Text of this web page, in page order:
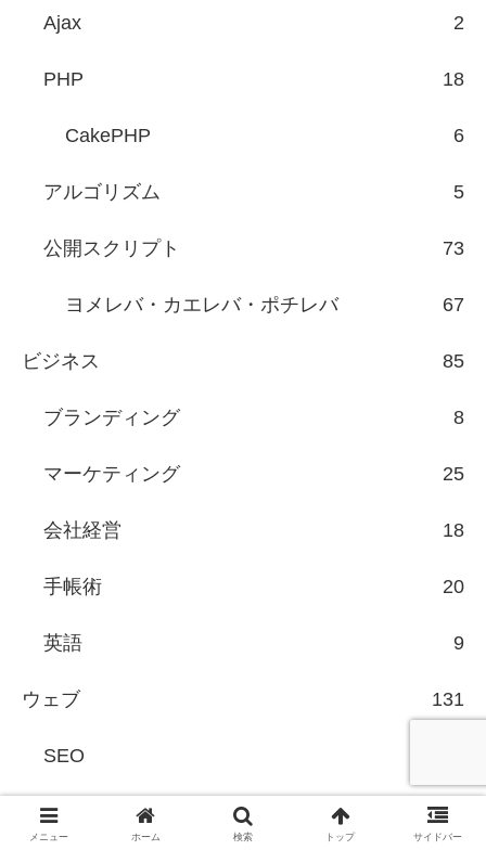
Ajax 2
PHP 18
CakePHP 6
アルゴリズム 5
公開スクリプト 73
ヨメレバ・カエレバ・ポチレバ 67
ビジネス 85
ブランディング 8
マーケティング 25
会社経営 18
手帳術 20
英語 9
ウェブ 131
SEO
ツール・サービス 19
メニュー ホーム 検索 トップ サイドバー